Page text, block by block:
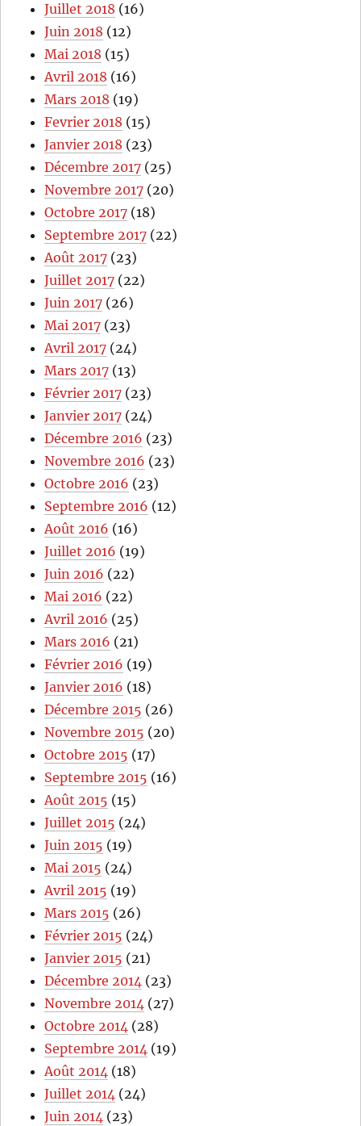
Juillet 2018 (16)
Juin 2018 (12)
Mai 2018 (15)
Avril 2018 (16)
Mars 2018 (19)
Fevrier 2018 (15)
Janvier 2018 (23)
Décembre 2017 (25)
Novembre 2017 (20)
Octobre 2017 (18)
Septembre 2017 (22)
Août 2017 (23)
Juillet 2017 (22)
Juin 2017 (26)
Mai 2017 (23)
Avril 2017 (24)
Mars 2017 (13)
Février 2017 (23)
Janvier 2017 (24)
Décembre 2016 (23)
Novembre 2016 (23)
Octobre 2016 (23)
Septembre 2016 (12)
Août 2016 (16)
Juillet 2016 (19)
Juin 2016 (22)
Mai 2016 (22)
Avril 2016 (25)
Mars 2016 (21)
Février 2016 (19)
Janvier 2016 (18)
Décembre 2015 (26)
Novembre 2015 (20)
Octobre 2015 (17)
Septembre 2015 (16)
Août 2015 (15)
Juillet 2015 (24)
Juin 2015 (19)
Mai 2015 (24)
Avril 2015 (19)
Mars 2015 (26)
Février 2015 (24)
Janvier 2015 (21)
Décembre 2014 (23)
Novembre 2014 (27)
Octobre 2014 (28)
Septembre 2014 (19)
Août 2014 (18)
Juillet 2014 (24)
Juin 2014 (23)